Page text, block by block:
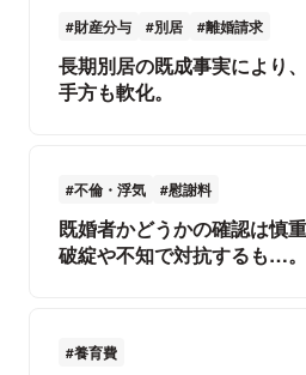
財産分与 別居 離婚請求
長期別居の既成事実により
手方も軟化。
不倫・浮気 慰謝料
既婚者かどうかの確認は慎
破綻や不知で対抗するも…。
養育費